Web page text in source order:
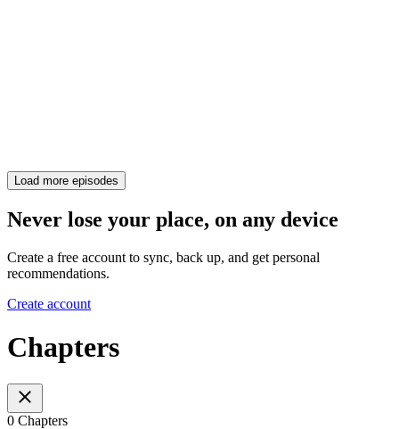
Load more episodes
Never lose your place, on any device
Create a free account to sync, back up, and get personal
recommendations.
Create account
Chapters
0 Chapters